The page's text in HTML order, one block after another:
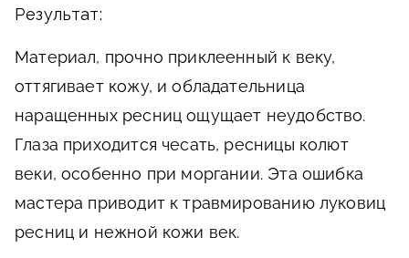
Результат:
Материал, прочно приклеенный к веку,
оттягивает кожу, и обладательница
наращенных ресниц ощущает неудобство.
Глаза приходится чесать, ресницы колют
веки, особенно при моргании. Эта ошибка
мастера приводит к травмированию луковиц
ресниц и нежной кожи век.